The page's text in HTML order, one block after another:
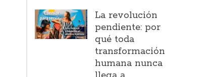
La revolución
pendiente: por
qué toda
transformación
humana nunca